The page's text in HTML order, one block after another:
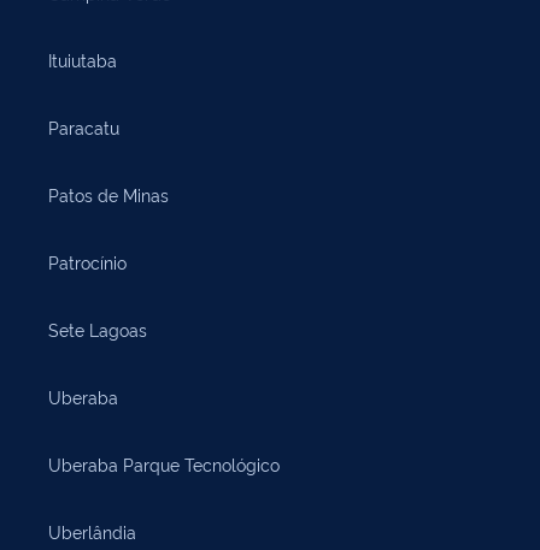
Ituiutaba
Paracatu
Patos de Minas
Patrocínio
Sete Lagoas
Uberaba
Uberaba Parque Tecnológico
Uberlândia